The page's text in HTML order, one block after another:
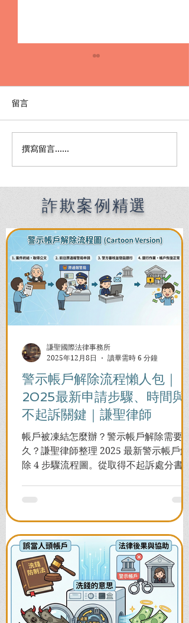
Premier English
Filipinos in Taiwan:
Chien Sheng
International Law Firm
留言
撰寫留言......
詐欺案例精選
警示帳戶解除流程懶人包｜
2025最新申請步驟、時間與
不起訴關鍵｜謙聖律師
帳戶被凍結怎麼辦？警示帳戶解除需要多
久？謙聖律師整理 2025 最新警示帳戶解
除 4 步驟流程圖。從取得不起訴處分書到
謙聖國際法律事務所
2025年12月8日
讀畢需時 6 分鐘